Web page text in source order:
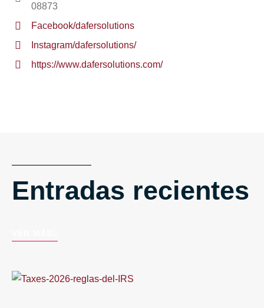
08873
Facebook/dafersolutions
Instagram/dafersolutions/
https://www.dafersolutions.com/
Entradas recientes